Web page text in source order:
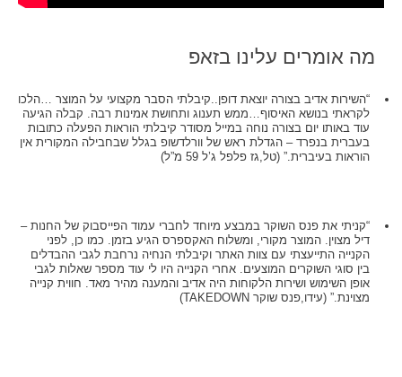
מה אומרים עלינו בזאפ
“השירות אדיב בצורה יוצאת דופן..קיבלתי הסבר מקצועי על המוצר …הלכו
לקראתי בנושא האיסוף…ממש תענוג ותחושת אמינות רבה. קבלה הגיעה
עוד באותו יום בצורה נוחה במייל מסודר קיבלתי הוראות הפעלה כתובות
בעברית בנפרד – הגדלת ראש של וורלדשופ בגלל שבחבילה המקורית אין
הוראות בעיברית.” (טל,גז פלפל ג’ל 59 מ”ל)
“קניתי את פנס השוקר במבצע מיוחד לחברי עמוד הפייסבוק של החנות –
דיל מצוין. המוצר מקורי, ומשלוח האקספרס הגיע בזמן. כמו כן, לפני
הקנייה התייעצתי עם צוות האתר וקיבלתי הנחיה נרחבת לגבי ההבדלים
בין סוגי השוקרים המוצעים. אחרי הקנייה היו לי עוד מספר שאלות לגבי
אופן השימוש ושירות הלקוחות היה אדיב והמענה מהיר מאד. חווית קנייה
מצוינת.” (עידו,פנס שוקר TAKEDOWN)